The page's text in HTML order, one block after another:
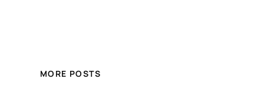
MORE POSTS